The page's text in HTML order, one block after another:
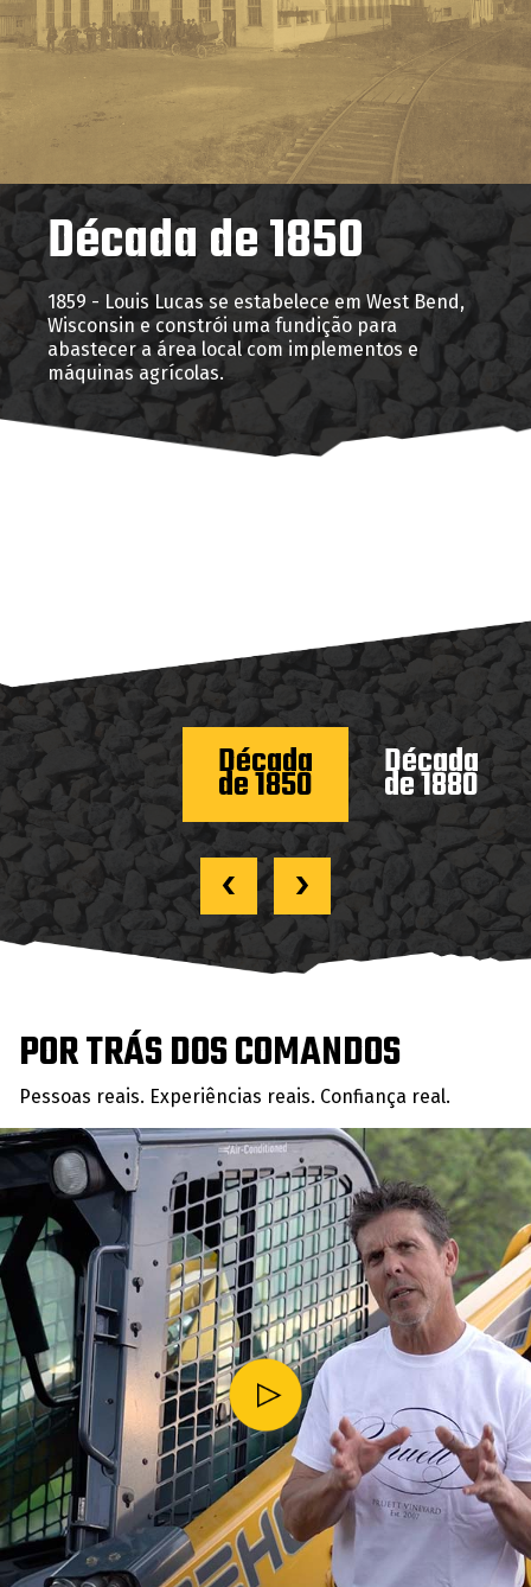
Década de 1850
1859 - Louis Lucas se estabelece em West Bend,
Wisconsin e constrói uma fundição para
abastecer a área local com implementos e
máquinas agrícolas.
Década
de 1850 Década
de 1880
‹ ›
POR TRÁS DOS COMANDOS
Pessoas reais. Experiências reais. Confiança real.